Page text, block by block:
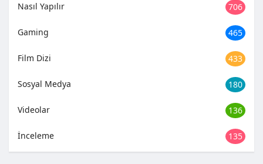
Nasıl Yapılır 706
Gaming 465
Film Dizi 433
Sosyal Medya 180
Videolar 136
İnceleme 135